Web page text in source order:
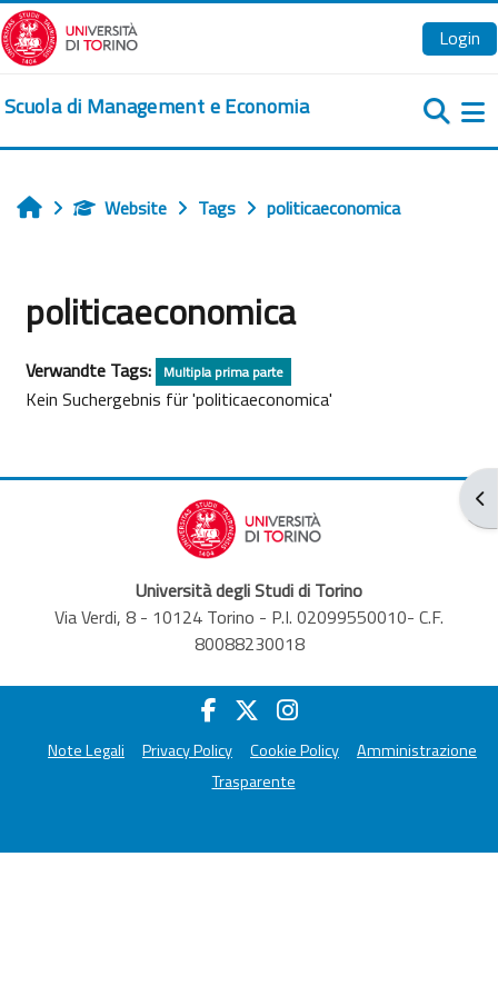
Zum Hauptinhalt
Login
Scuola di Management e Economia
Startseite
Website Tags politicaeconomica
politicaeconomica
Verwandte Tags: Multipla prima parte
Kein Suchergebnis für 'politicaeconomica'
Università degli Studi di Torino
Via Verdi, 8 - 10124 Torino - P.I. 02099550010- C.F.
80088230018
Note Legali Privacy Policy Cookie Policy
Amministrazione
Trasparente